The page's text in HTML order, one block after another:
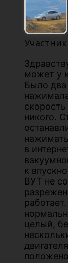
Участник
может у
Было два
никого.
в
к
ВУТ не
целый,